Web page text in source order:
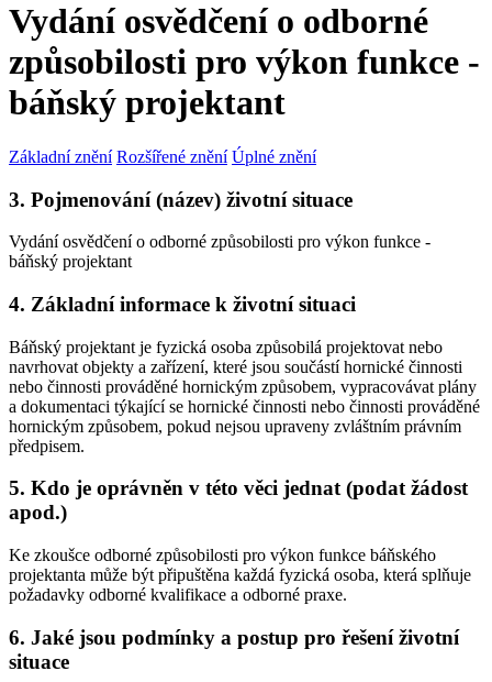
Vydání osvědčení o odborné
způsobilosti pro výkon funkce -
báňský projektant
Základní znění Rozšířené znění Úplné znění
3. Pojmenování (název) životní situace
Vydání osvědčení o odborné způsobilosti pro výkon funkce -
báňský projektant
4. Základní informace k životní situaci
Báňský projektant je fyzická osoba způsobilá projektovat nebo
navrhovat objekty a zařízení, které jsou součástí hornické činnosti
nebo činnosti prováděné hornickým způsobem, vypracovávat plány
a dokumentaci týkající se hornické činnosti nebo činnosti prováděné
hornickým způsobem, pokud nejsou upraveny zvláštním právním
předpisem.
5. Kdo je oprávněn v této věci jednat (podat žádost
apod.)
Ke zkoušce odborné způsobilosti pro výkon funkce báňského
projektanta může být připuštěna každá fyzická osoba, která splňuje
požadavky odborné kvalifikace a odborné praxe.
6. Jaké jsou podmínky a postup pro řešení životní
situace